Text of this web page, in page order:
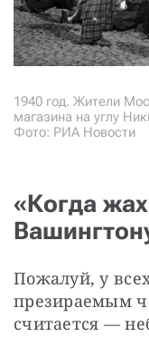
1940 год. Жители
магазина на углу
Фото: РИА Новости
«Когда
Пожалуй, у
презираемым
считается —